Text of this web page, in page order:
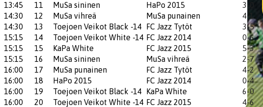
13:45 11 MuSa sininen HaPo 2015
3-0
14:30 12 MuSa vihreä MuSa punainen
4-1
14:30 13 Toejoen Veikot Black -14 FC Jazz Tytöt
3-5
15:15 14 Toejoen Veikot White -14 FC Jazz 2014
0-6
15:15 15 KaPa White FC Jazz 2015
5-3
15:15 16 MuSa sininen MuSa vihreä
2-7
16:00 17 MuSa punainen FC Jazz Tytöt
4-2
16:00 18 HaPo 2015 FC Jazz 2014
0-4
16:00 19 Toejoen Veikot Black -14 KaPa White
6-0
16:00 20 Toejoen Veikot White -14 FC Jazz 2015 ​​​​​​​4-6